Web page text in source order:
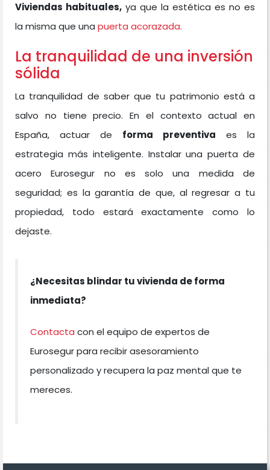
Viviendas habituales, ya que la estética es no es
la misma que una puerta acorazada.
La tranquilidad de una inversión
sólida
La tranquilidad de saber que tu patrimonio está a
salvo no tiene precio. En el contexto actual en
España, actuar de forma preventiva es la
estrategia más inteligente. Instalar una puerta de
acero Eurosegur no es solo una medida de
seguridad; es la garantía de que, al regresar a tu
propiedad, todo estará exactamente como lo
dejaste.
¿Necesitas blindar tu vivienda de forma
inmediata?
Contacta con el equipo de expertos de
Eurosegur para recibir asesoramiento
personalizado y recupera la paz mental que te
mereces.